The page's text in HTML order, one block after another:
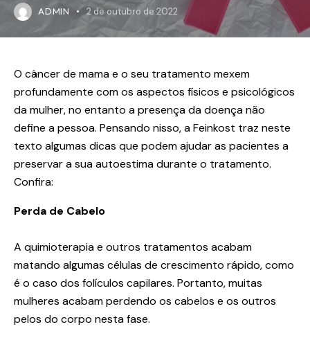
ADMIN 2 de outubro de 2022
O câncer de mama e o seu tratamento mexem
profundamente com os aspectos físicos e psicológicos
da mulher, no entanto a presença da doença não
define a pessoa. Pensando nisso, a Feinkost traz neste
texto algumas dicas que podem ajudar as pacientes a
preservar a sua autoestima durante o tratamento.
Confira:
Perda de Cabelo
A quimioterapia e outros tratamentos acabam
matando algumas células de crescimento rápido, como
é o caso dos folículos capilares. Portanto, muitas
mulheres acabam perdendo os cabelos e os outros
pelos do corpo nesta fase.